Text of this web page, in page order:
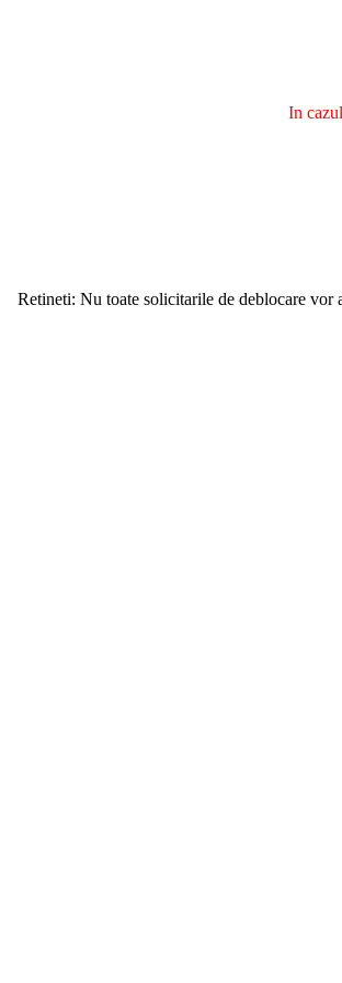
In
Retineti: Nu toate solicitarile de deblocare vor